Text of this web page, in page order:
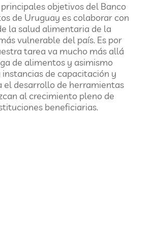
objetivos del Banco
de Uruguay es colaborar con
la salud alimentaria de la
vulnerable del país. Es por
tarea va mucho más allá
de alimentos y asimismo
de capacitación y
el desarrollo de herramientas
al crecimiento pleno de
beneficiarias.